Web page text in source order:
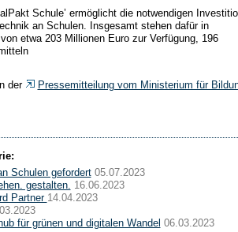
Schule’ ermöglicht die notwendigen
an Schulen. Insgesamt stehen dafür in
etwa 203 Millionen Euro zur Verfügung, 196
der
Pressemitteilung vom Ministerium für
Schulen gefordert 05.07.2023
gestalten.
16.06.2023
Partner 14.04.2023
für grünen und digitalen Wandel 06.03.2023